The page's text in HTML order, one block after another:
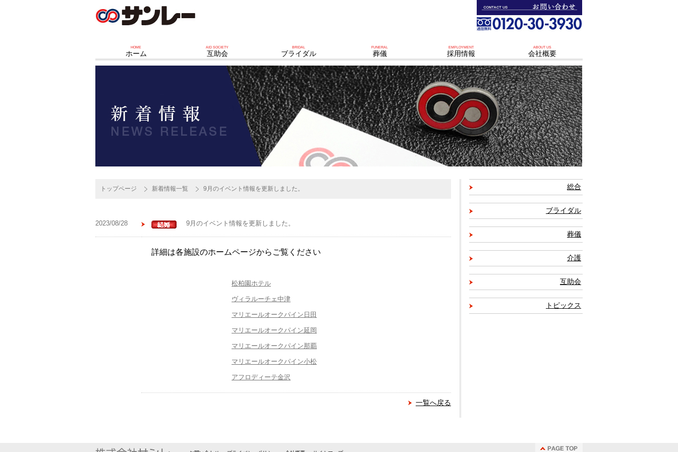
HOME
ホーム
AID SOCIETY
互助会
BRIDAL
ブライダル
FUNERAL
葬儀
EMPLOYMENT
採用情報
ABOUT US
会社概要
トップページ 新着情報一覧 9月のイベント情報を更新しました。
2023/08/28 9月のイベント情報を更新しました。
詳細は各施設のホームページからご覧ください
松柏園ホテル
ヴィラルーチェ中津
マリエールオークパイン日田
マリエールオークパイン延岡
マリエールオークパイン那覇
マリエールオークパイン小松
アフロディーテ金沢
一覧へ戻る
総合
ブライダル
葬儀
介護
互助会
トピックス